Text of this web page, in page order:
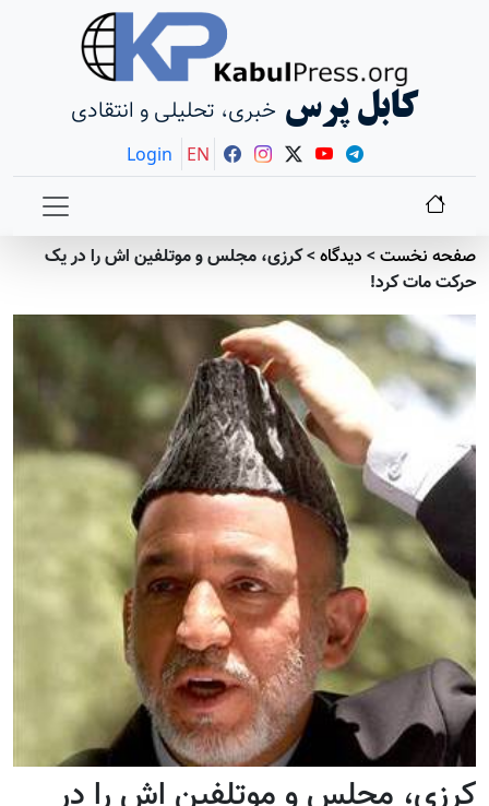
کابل پرس خبری، تحلیلی و انتقادی
Login EN
صفحه نخست> دیدگاه>کرزی، مجلس و موتلفین اش را در یک
حرکت مات کرد!
کرزی، مجلس و موتلفین اش را در